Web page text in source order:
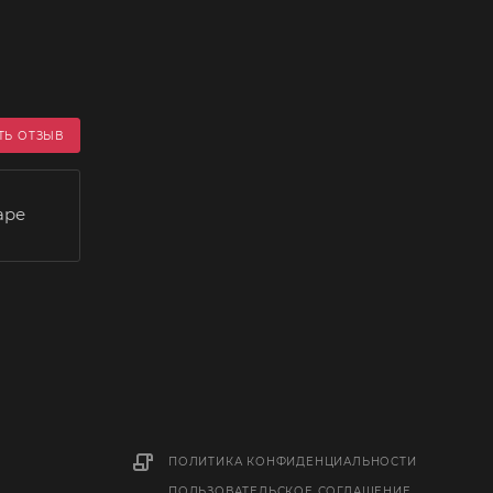
ОТЗЫВ
ПОЛИТИКА КОНФИДЕНЦИАЛЬНОСТИ